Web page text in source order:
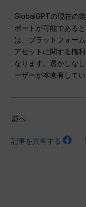
GlobalGPTの現在の
ポートが可能である
は、プラットフォー
アセットに関する権
なります。透かしな
ーザーが本来有して
前へ
記事を共有する